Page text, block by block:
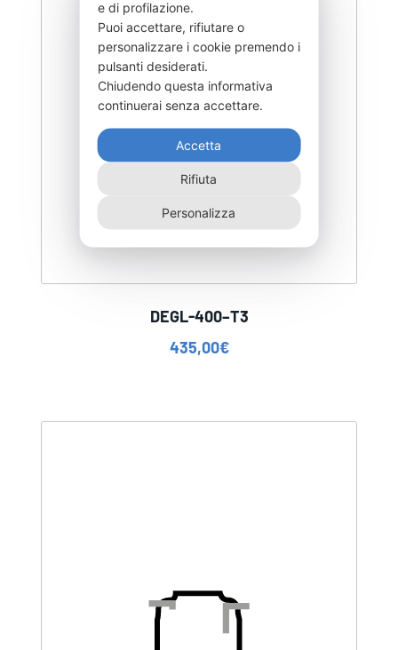
DEGL-400–T3
435,00€
e di profilazione.
Puoi accettare, rifiutare o
personalizzare i cookie premendo i
pulsanti desiderati.
Chiudendo questa informativa
continuerai senza accettare.
Accetta
Rifiuta
Personalizza